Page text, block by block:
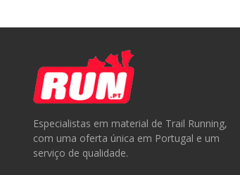
Especialistas em material de Trail Running,
com uma oferta única em Portugal e um
serviço de qualidade.